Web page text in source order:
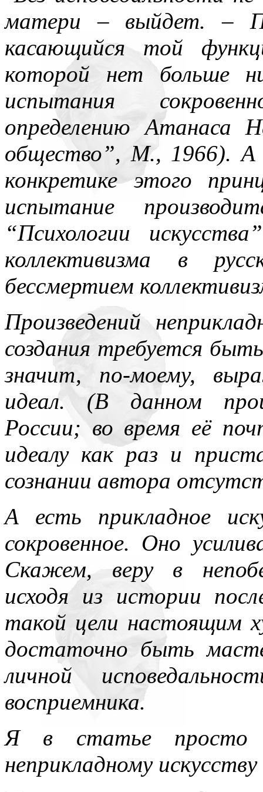
всюду применял как чисто
противопоставляя
подсознательное часто
то обеспечивает любое
одна его часть, которая –
– обеспечивает в
подсознаний автора и
поводу. По
подсознаний в
то, знаемом и рожденном
нигде уточнять и
матери – выйдет. –
касающийся той
которой нет больше
испытания
определению Атанаса
общество”, М., 1966).
конкретике этого
испытание
“Психологии
коллективизма в
бессмертием
Произведений
создания требуется
значит, по-моему,
идеал. (В данном
России; во время её
идеалу как раз и
сознании автора
А есть прикладное
сокровенное. Оно
Скажем, веру в
исходя из истории
такой цели настоящим
достаточно быть
личной
восприемника.
Я в статье просто
неприкладному